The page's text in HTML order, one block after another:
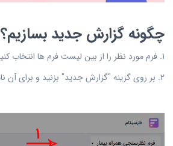
چگونه گزارش جدید بسازیم؟
1. فرم مورد نظر را از بین لیست فرم ها انتخاب کنید.
2. بر روی گزینه "گزارش جدید" بزنید و برای آن نامی انتخاب کنید.